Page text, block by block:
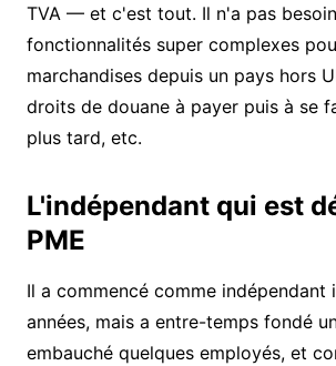
TVA — et c'est tout. Il n'a pas
fonctionnalités super complexes
marchandises depuis un pays hors
droits de douane à payer puis à se
plus tard, etc.
L'indépendant qui est
PME
Il a commencé comme indépendant
années, mais a entre-temps fondé
embauché quelques employés, et